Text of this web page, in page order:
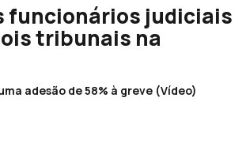
funcionários judiciais
tribunais na
adesão de 58% à greve (Vídeo)